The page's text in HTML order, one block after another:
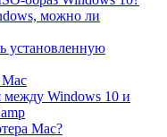
можно ли
установленную
между Windows 10 и
Mac?